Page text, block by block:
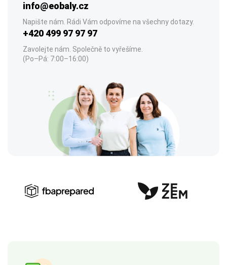
info@eobaly.cz
Napište nám. Rádi Vám odpovíme na všechny dotazy.
+420 499 97 97 97
Zavolejte nám. Společně to vyřešíme.
(Po–Pá: 7:00–16:00)